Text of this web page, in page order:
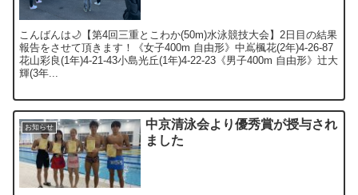
こんばんは🌙【第4回三重とこわか(50m)水泳競技大会】2日目の結果
報告をさせて頂きます！《女子400m 自由形》中嶌楓花(2年)4-26-87
花山彩良(1年)4-21-43小島光丘(1年)4-22-23《男子400m 自由形》辻大
輝(3年...
お知らせ
中京清泳会より優秀賞が授与され
ました